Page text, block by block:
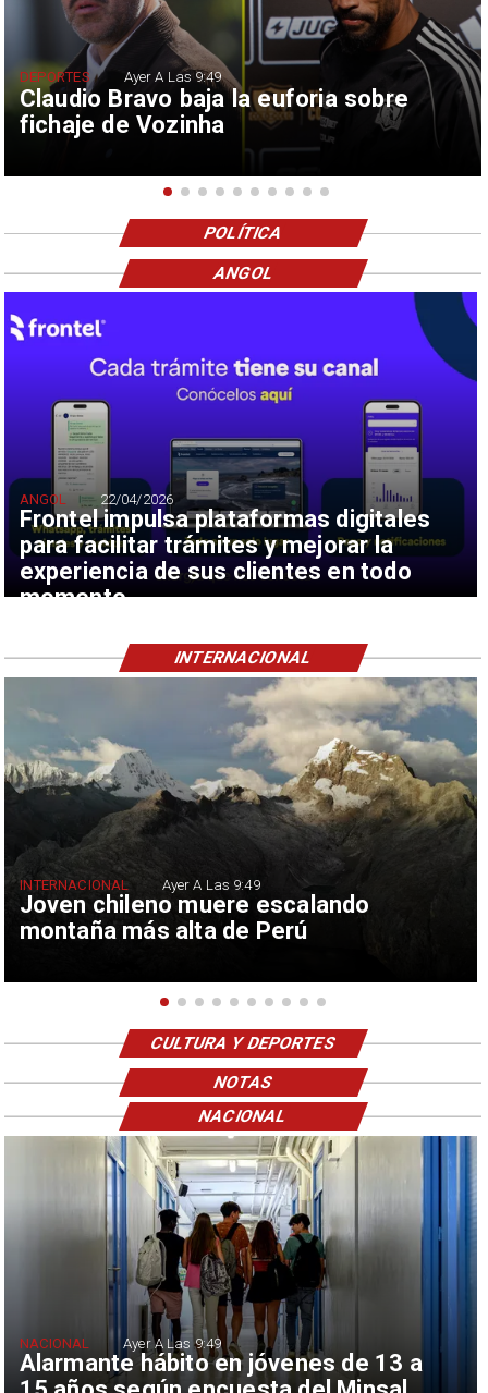
Claudio Bravo baja la euforia sobre
fichaje de Vozinha
DEPORTES Ayer A Las 9:49
POLÍTICA
Frontel impulsa plataformas digitales
para facilitar trámites y mejorar la
experiencia de sus clientes en todo
momento
ANGOL 22/04/2026
ANGOL
Joven chileno muere escalando
montaña más alta de Perú
INTERNACIONAL Ayer A Las 9:49
INTERNACIONAL
CULTURA Y DEPORTES
NOTAS
Alarmante hábito en jóvenes de 13 a
NACIONAL Ayer A Las 9:49
NACIONAL